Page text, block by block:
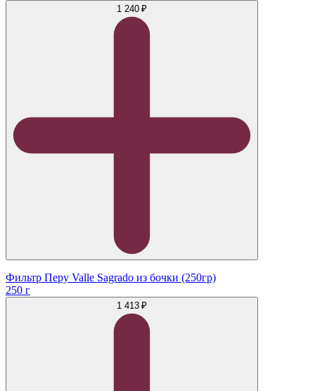
1 240 ₽
Фильтр Перу Valle Sagrado из бочки (250гр)
250 г
1 413 ₽